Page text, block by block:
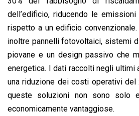
dell’edificio, riducendo le
rispetto a un edificio
inoltre pannelli fotovoltaici, sistemi
piovane e un design passivo che
energetica. I dati raccolti negli ultimi
una riduzione dei costi operativi del
queste soluzioni non sono solo
economicamente vantaggiose.